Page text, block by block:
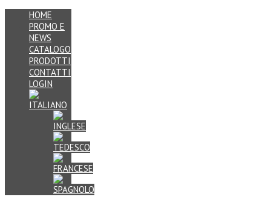
HOME
PROMO E
NEWS
CATALOGO
PRODOTTI
CONTATTI
LOGIN